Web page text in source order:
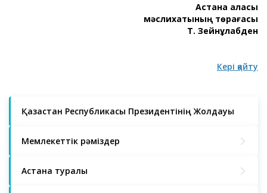
Қазақстан Республикасы Президентінің Жолдауы
Мемлекеттік рәміздер
Астана туралы
Астана қаласы
мәслихатының төрағасы
Т. Зейнұлқабден
Кері қайту